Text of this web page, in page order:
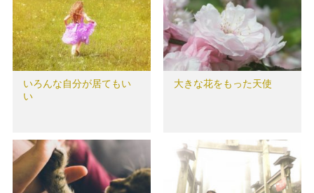
いろんな自分が居てもい
い
大きな花をもった天使